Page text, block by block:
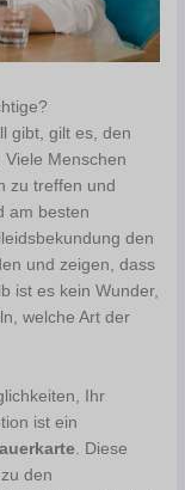
gibt, gilt es, den
Viele Menschen
zu treffen und
am besten
den
und zeigen, dass
ist es kein Wunder,
welche Art der
Ihr
ist ein
. Diese
den